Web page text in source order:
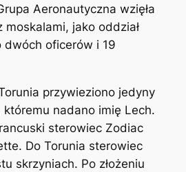
Aeronautyczna wzięła
moskalami, jako oddział
dwóch oficerów i 19
przywieziono jedyny
nadano imię Lech.
sterowiec Zodiac
Do Torunia sterowiec
skrzyniach. Po złożeniu